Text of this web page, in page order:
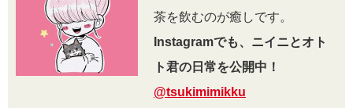
茶を飲むのが癒しです。
Instagramでも、ニイニとオト
ト君の日常を公開中！
@tsukimimikku